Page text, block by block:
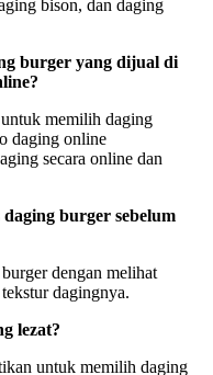
bison, dan daging
burger yang dijual di
memilih daging
daging online
secara online dan
burger sebelum
dengan melihat
dagingnya.
lezat?
untuk memilih daging